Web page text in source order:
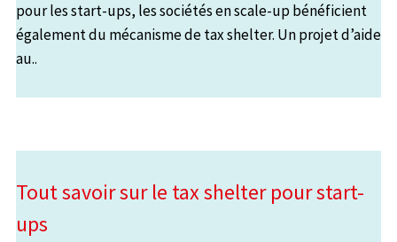
pour les start-ups, les sociétés en scale-up bénéficient
également du mécanisme de tax shelter. Un projet d’aide
au..
Tout savoir sur le tax shelter pour start-
ups